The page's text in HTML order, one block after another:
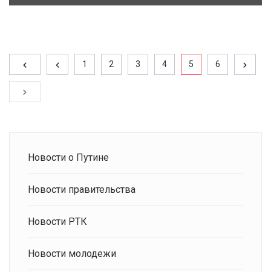
1 2 3 4 5 6
Новости о Путине
Новости правительства
Новости РТК
Новости молодежи